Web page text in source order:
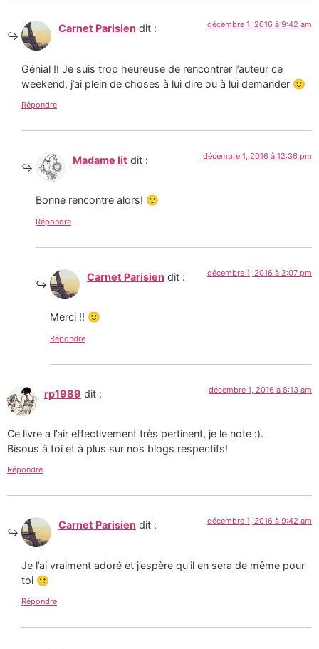
Carnet Parisien dit : décembre 1, 2016 à 9:42 am
Génial !! Je suis trop heureuse de rencontrer l’auteur ce
weekend, j’ai plein de choses à lui dire ou à lui demander 🙂
Répondre
Madame lit dit : décembre 1, 2016 à 12:36 pm
Bonne rencontre alors! 🙂
Répondre
Carnet Parisien dit : décembre 1, 2016 à 2:07 pm
Merci !! 🙂
Répondre
rp1989 dit : décembre 1, 2016 à 8:13 am
Ce livre a l’air effectivement très pertinent, je le note :).
Bisous à toi et à plus sur nos blogs respectifs!
Répondre
Carnet Parisien dit : décembre 1, 2016 à 9:42 am
Je l’ai vraiment adoré et j’espère qu’il en sera de même pour
toi 🙂
Répondre